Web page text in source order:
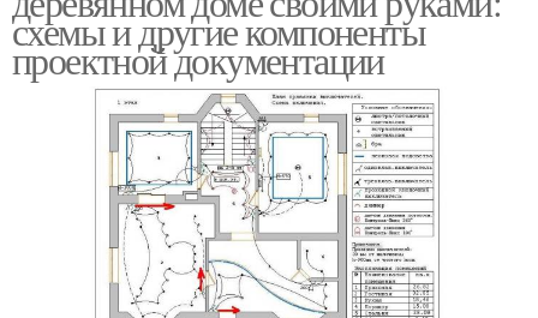
Электропроводки в
деревянном доме
Электропроводки в
кабель-каналах
Электропроводка на
даче
Декоративная
электропроводка
схемы и другие компоненты
проектной документации